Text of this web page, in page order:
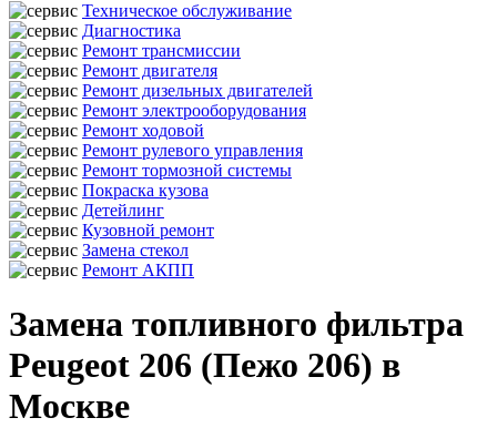
Техническое обслуживание
Диагностика
Ремонт трансмиссии
Ремонт двигателя
Ремонт дизельных двигателей
Ремонт электрооборудования
Ремонт ходовой
Ремонт рулевого управления
Ремонт тормозной системы
Покраска кузова
Детейлинг
Кузовной ремонт
Замена стекол
Ремонт АКПП
Замена топливного фильтра
Peugeot 206 (Пежо 206) в
Москве